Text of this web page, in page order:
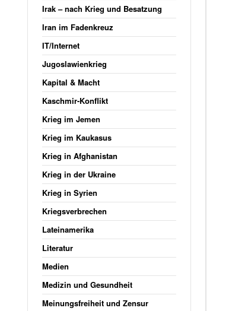
Irak – nach Krieg und Besatzung
Iran im Fadenkreuz
IT/Internet
Jugoslawienkrieg
Kapital & Macht
Kaschmir-Konflikt
Krieg im Jemen
Krieg im Kaukasus
Krieg in Afghanistan
Krieg in der Ukraine
Krieg in Syrien
Kriegsverbrechen
Lateinamerika
Literatur
Medien
Medizin und Gesundheit
Meinungsfreiheit und Zensur